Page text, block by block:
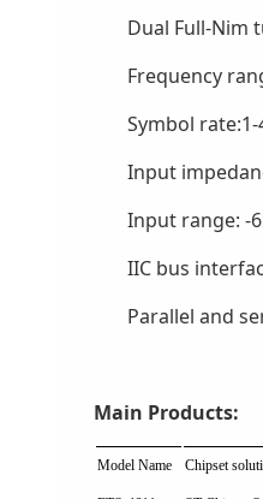
Dual Full-Nim
Frequency
Symbol
Input
Input range: -
IIC bus
Parallel and
Main Products:
Model Name Chipset